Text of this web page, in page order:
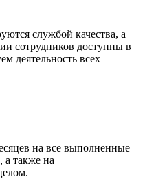
службой качества, а
сотрудников доступны в
деятельность всех
на все выполненные
а также на